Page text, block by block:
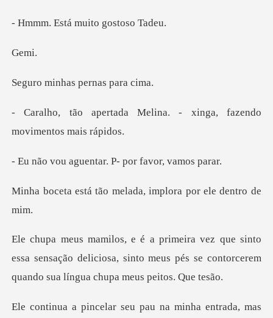
á muito gos
e
has pernas
Melina. - xinga, fazendo
entar. P- por fa
o melada, implora po
o
essa sensação deliciosa, sinto meus pés se contor
ntrada, mas